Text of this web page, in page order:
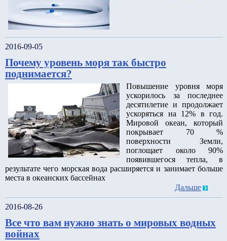
2016-09-05
Почему уровень моря так быстро
поднимается?
Повышение уровня моря
ускорилось за последнее
десятилетие и продолжает
ускоряться на 12% в год.
Мировой океан, который
покрывает 70 %
поверхности Земли,
поглощает около 90%
появившегося тепла, в
результате чего морская вода расширяется и занимает больше
места в океанских бассейнах
Дальше
2016-08-26
Все что вам нужно знать о мировых водных
войнах